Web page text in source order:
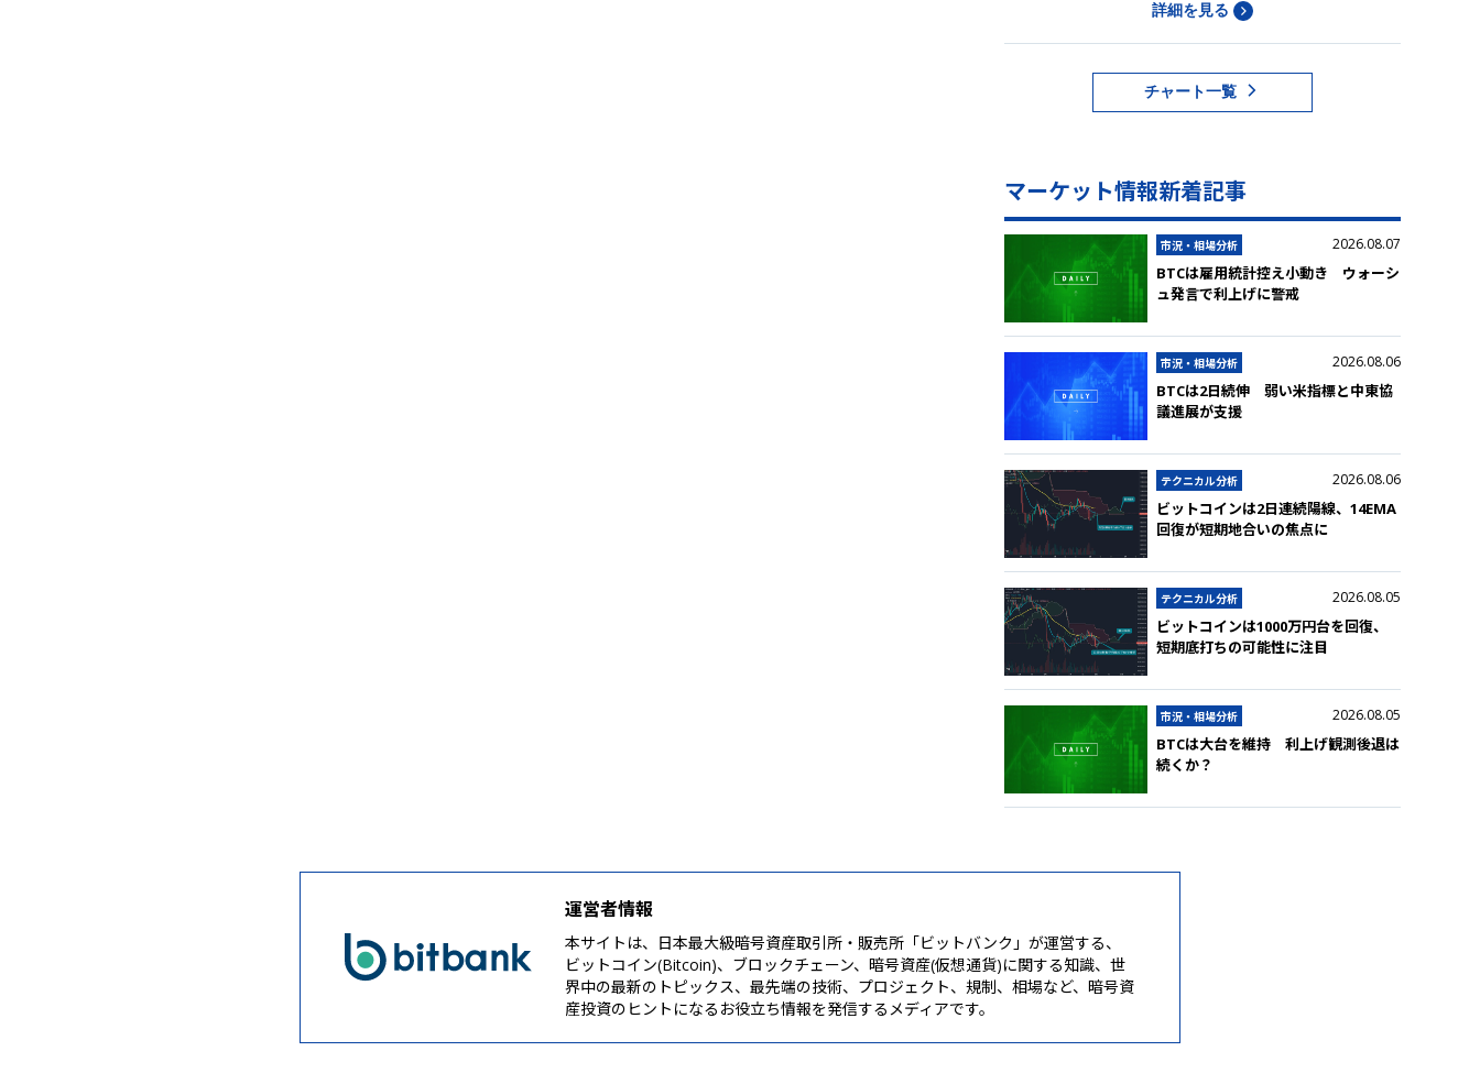
詳細を見る
チャート一覧
マーケット情報新着記事
市況・相場分析 2026.08.07
BTCは雇用統計控え小動き ウォーシ
ュ発言で利上げに警戒
市況・相場分析 2026.08.06
BTCは2日続伸 弱い米指標と中東協
議進展が支援
テクニカル分析 2026.08.06
ビットコインは2日連続陽線、14EMA
回復が短期地合いの焦点に
テクニカル分析 2026.08.05
ビットコインは1000万円台を回復、
短期底打ちの可能性に注目
市況・相場分析 2026.08.05
BTCは大台を維持 利上げ観測後退は
続くか？
運営者情報
本サイトは、日本最大級暗号資産取引所・販売所「ビットバンク」が運営する、
ビットコイン(Bitcoin)、ブロックチェーン、暗号資産(仮想通貨)に関する知識、世
界中の最新のトピックス、最先端の技術、プロジェクト、規制、相場など、暗号資
産投資のヒントになるお役立ち情報を発信するメディアです。